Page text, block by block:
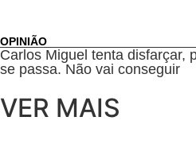
OPINIÃO
Carlos Miguel tenta disfarçar,
se passa. Não vai conseguir
VER MAIS